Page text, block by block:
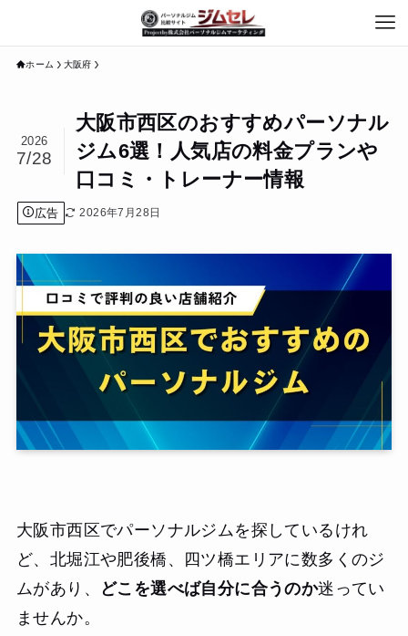
ホーム 大阪府
大阪市西区のおすすめパーソナル
ジム6選！人気店の料金プランや
口コミ・トレーナー情報
2026
7/28
広告 2026年7月28日
大阪市西区でパーソナルジムを探しているけれ
ど、北堀江や肥後橋、四ツ橋エリアに数多くのジ
ムがあり、
どこを選べば自分に合うのか迷ってい
ませんか。